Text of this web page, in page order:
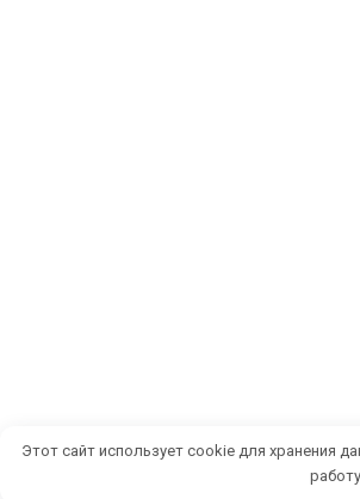
Этот сайт использует cookie для хранения